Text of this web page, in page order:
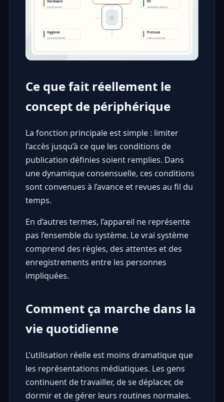
Ce que fait réellement le
concept de périphérique
La fonction principale est simple : limiter
l’accès jusqu’à ce que les conditions de
publication définies soient remplies. Dans
une dynamique consensuelle, ces conditions
sont convenues à l’avance et revues au fil du
temps.
En d’autres termes, l’appareil ne représente
pas l’ensemble du système. Le vrai système
comprend des règles, des attentes et des
enregistrements entre les personnes
impliquées.
Comment ça marche dans la
vie quotidienne
L’utilisation réelle est moins dramatique que
les représentations médiatiques. Les gens
continuent de travailler, de se déplacer, de
dormir et de gérer leurs routines normales.